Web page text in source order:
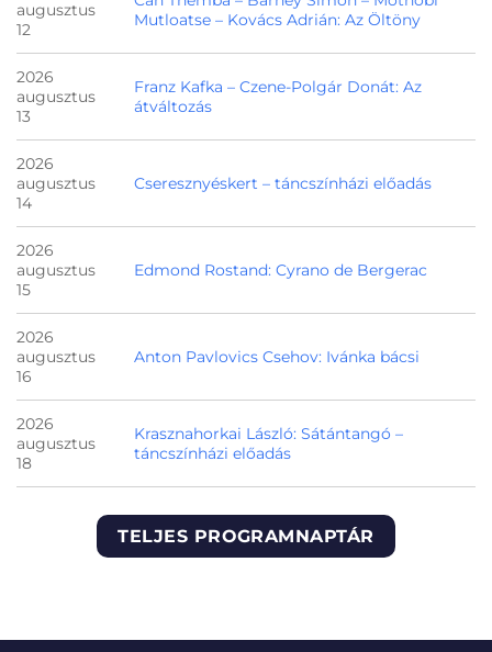
augusztus
12
Mutloatse – Kovács Adrián: Az Öltöny
2026
augusztus
13
Franz Kafka – Czene-Polgár Donát: Az
átváltozás
2026
augusztus
14
Cseresznyéskert – táncszínházi előadás
2026
augusztus
15
Edmond Rostand: Cyrano de Bergerac
2026
augusztus
16
Anton Pavlovics Csehov: Ivánka bácsi
2026
augusztus
18
Krasznahorkai László: Sátántangó –
táncszínházi előadás
TELJES PROGRAMNAPTÁR